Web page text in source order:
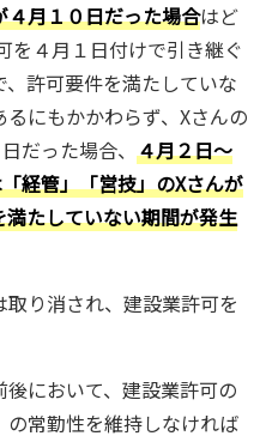
月１０日だった場合はど
を４月１日付けで引き継ぐ
許可要件を満たしていな
にもかかわらず、Xさんの
だった場合、 ４月２日～
経管」「営技」のXさんが
たしていない期間が発生
り消され、建設業許可を
において、建設業許可の
常勤性を維持しなければ